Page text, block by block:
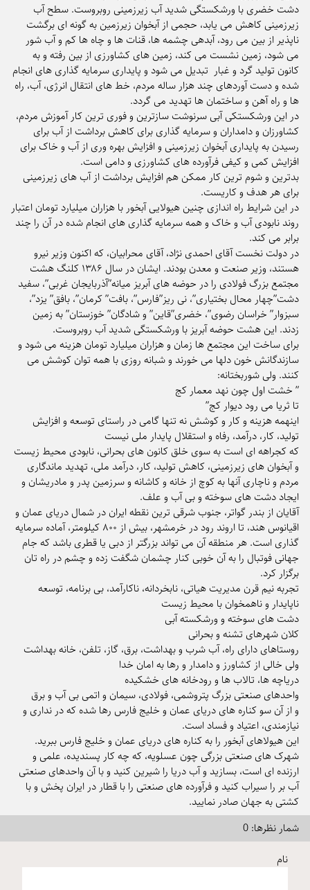
دشت خضری با ورشکستگی شدید آب زیرزمینی روبروست. سطح آب
زیرزمینی کاهش می یابد، حجمی از آبخوان زیرزمین به گونه ای برگشت
ناپذیر از بین می رود، آبدهی چشمه ها، قنات ها و چاه ها کم و آب شور
می شود، زمین نشست می کند، زمین های کشاورزی از بین رفته و به
کانون تولید گرد و غبار تبدیل می شود و پایداری سرمایه گذاری های انجام
شده و دست آوردهای چند هزار ساله مردم، خط های انتقال انرژی، آب، راه
ها و راه آهن و ساختمان ها تهدید می گردد.
در این ورشکستکی آبی سرنوشت سازترین و فوری ترین کار آموزش مردم،
کشاورزان و دامداران و سرمایه گذاری برای کاهش برداشت از آب برای
رسیدن به پایداری آبخوان زیرزمینی و افزایش بهره وری از آب و خاک برای
افزایش کمی و کیفی فرآورده های کشاورزی و دامی است.
بدترین و شوم ترین کار ممکن هم افزایش برداشت از آب های زیرزمینی
برای هر هدف و کاریست.
در این شرایط راه اندازی چنین هیولایی آبخور با هزاران میلیارد تومان اعتبار
روند نابودی آب و خاک و همه سرمایه گذاری های انجام شده در آن را چند
برابر می کند.
در دولت نخست آقای احمدی نژاد، آقای محرابیان، که اکنون وزیر نیرو
هستند، وزیر صنعت و معدن بودند. ایشان در سال ۱۳۸۶ کلنگ هشت
مجتمع بزرگ فولادی را در حوضه های آبریز میانه”آذربایجان غربی”، سفید
دشت”چهار محال بختیاری”، نی ریز”فارس”، بافت” کرمان”، بافق” یزد”،
سبزوار” خراسان رضوی”، خضری”قاین” و شادگان” خوزستان” به زمین
زدند. این هشت حوضه آبریز با ورشکستگی شدید آب روبروست.
برای ساخت این مجتمع ها زمان و هزاران میلیارد تومان هزینه می شود و
سازندگانش خون دلها می خورند و شبانه روزی با همه توان کوشش می
کنند. ولی شوربختانه:
” خشت اول چون نهد معمار کج
تا ثریا می رود دیوار کج”
اینهمه هزینه و کار و کوشش نه تنها گامی در راستای توسعه و افزایش
تولید، کار، درآمد، رفاه و استقلال پایدار ملی نیست
که کجراهه ای است به سوی خلق کانون های بحرانی، نابودی محیط زیست
و آبخوان های زیرزمینی، کاهش تولید، کار، درآمد ملی، تهدید ماندگاری
مردم و ناچاری آنها به کوچ از خانه و کاشانه و سرزمین پدر و‌ مادریشان و
ایجاد دشت های سوخته و بی آب و علف.
آقایان از بندر گواتر، جنوب شرقی ترین نقطه ایران در شمال دریای عمان و
اقیانوس هند، تا اروند رود در خرمشهر، بیش از ۸۰۰ کیلومتر، آماده سرمایه
گذاری است. هر منطقه آن می تواند بزرگتر از دبی یا قطری باشد که جام
جهانی فوتبال را به آن خوبی کنار چشمان شگفت زده و چشم در راه تان
برگزار کرد.
تجربه نیم قرن مدیریت هیاتی، نابخردانه، ناکارآمد، بی برنامه، توسعه
ناپایدار و ناهمخوان با محیط زیست
دشت های سوخته و ورشکسته آبی
کلان شهرهای تشنه و بحرانی
روستاهای دارای راه، آب شرب و بهداشت، برق، گاز، تلفن، خانه بهداشت
ولی خالی از کشاورز و دامدار و رها به امان خدا
دریاچه ها، تالاب ها و رودخانه های خشکیده
واحدهای صنعتی بزرگ پتروشمی، فولادی، سیمان و اتمی بی آب و برق
و از آن سو کناره های دریای عمان و خلیج فارس رها شده که در نداری و
نیازمندی، اعتیاد و فساد است.
این هیولاهای آبخور را به کناره های دریای عمان و خلیج فارس ببرید.
شهرک های صنعتی بزرگی چون عسلویه، که چه کار پسندیده، علمی و
ارزنده ای است، بسازید و آب دریا را شیرین کنید و با آن واحدهای صنعتی
آب بر را سیراب کنید و فرآورده های صنعتی را با قطار در ایران پخش و با
کشتی به جهان صادر نمایید.
شمار نظرها: 0
نام